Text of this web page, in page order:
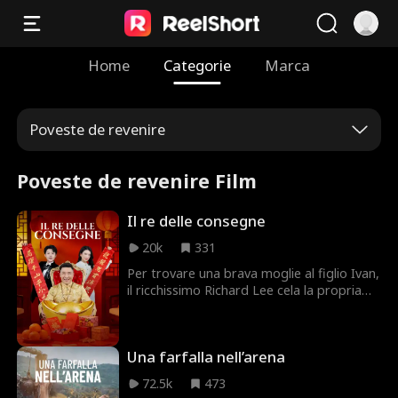
Home Categorie Marca
Poveste de revenire
Poveste de revenire Film
Il re delle consegne
20k
331
Per trovare una brava moglie al figlio Ivan,
il ricchissimo Richard Lee cela la propria
dei quattro grandi signori della guerra,
noto come Principe Redflame, e che anche
lui nasconde la verità. In vista del
Una farfalla nell’arena
72.5k
473